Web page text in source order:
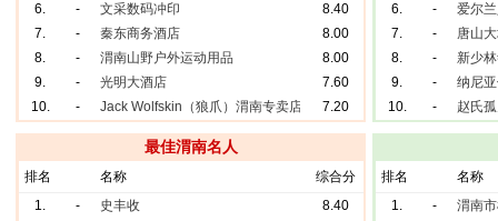
6.
- 文采数码冲印
8.40
7.
- 秦东商务酒店
8.00
8.
- 渭南山野户外运动用品
8.00
9.
- 光明大酒店
7.60
10.
- Jack Wolfskin（狼爪）渭南专卖店 7.20
6.
-
爱尔
7.
-
唐山
8.
-
新少
9.
-
纳尼
10.
- 赵氏
最佳渭南名人
排名 名称
综合分
1.
- 史丰收
8.40
排名
名称
1.
-
渭南